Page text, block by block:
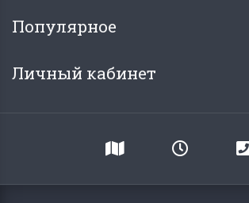
Популярное
Личный кабинет